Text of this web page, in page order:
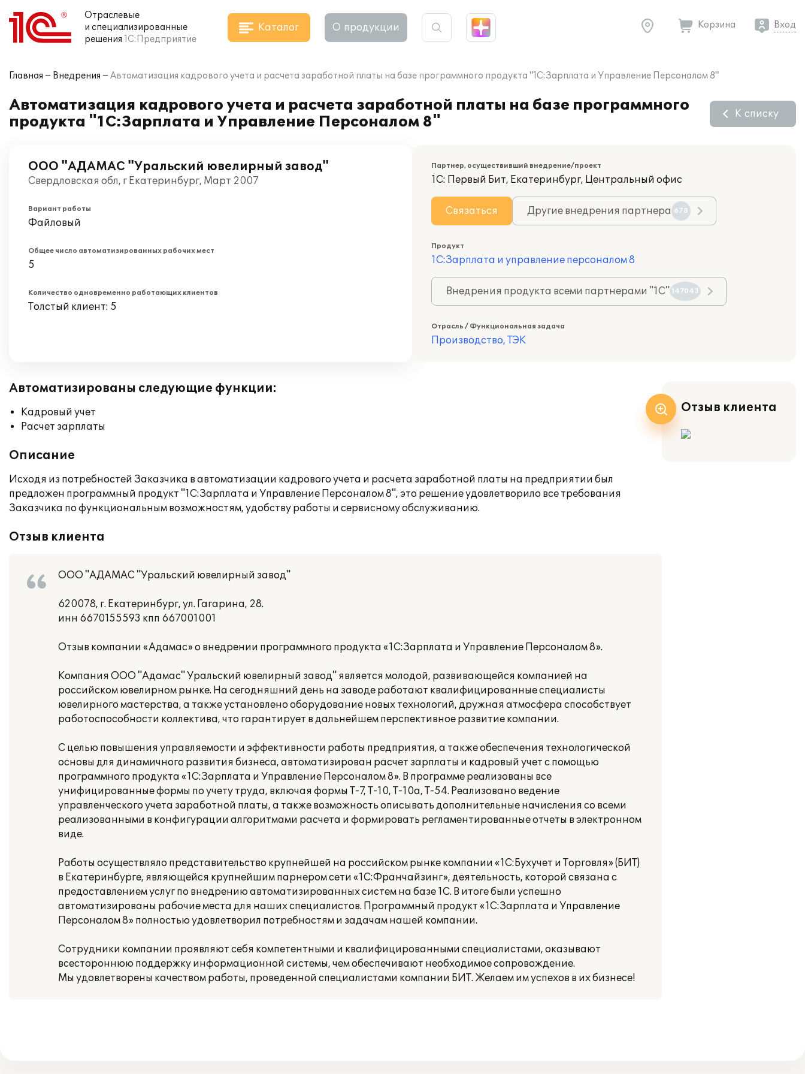
Отраслевые
и специализированные
решения 1С:Предприятие
Каталог О продукции Корзина Вход
Главная Внедрения Автоматизация кадрового учета и расчета заработной платы на базе программного продукта "1С:Зарплата и Управление Персоналом 8"
Автоматизация кадрового учета и расчета заработной платы на базе программного
продукта "1С:Зарплата и Управление Персоналом 8"
К списку
ООО "АДАМАС "Уральский ювелирный завод"
Свердловская обл, г Екатеринбург, Март 2007
Вариант работы
Файловый
Общее число автоматизированных рабочих мест
5
Количество одновременно работающих клиентов
Толстый клиент: 5
Партнер, осуществивший внедрение/проект
1С: Первый Бит, Екатеринбург, Центральный офис
Связаться Другие внедрения партнера 678
Продукт
1С:Зарплата и управление персоналом 8
Внедрения продукта всеми партнерами "1С" 147043
Отрасль / Функциональная задача
Производство, ТЭК
Автоматизированы следующие функции:
Кадровый учет
Расчет зарплаты
Описание
Исходя из потребностей Заказчика в автоматизации кадрового учета и расчета заработной платы на предприятии был
предложен программный продукт "1С:Зарплата и Управление Персоналом 8", это решение удовлетворило все требования
Заказчика по функциональным возможностям, удобству работы и сервисному обслуживанию.
Отзыв клиента
ООО "АДАМАС "Уральский ювелирный завод"
620078, г. Екатеринбург, ул. Гагарина, 28.
инн 6670155593 кпп 667001001
Отзыв компании «Адамас» о внедрении программного продукта «1С:Зарплата и Управление Персоналом 8».
Компания ООО "Адамас" Уральский ювелирный завод" является молодой, развивающейся компанией на
российском ювелирном рынке. На сегодняшний день на заводе работают квалифицированные специалисты
ювелирного мастерства, а также установлено оборудование новых технологий, дружная атмосфера способствует
работоспособности коллектива, что гарантирует в дальнейшем перспективное развитие компании.
С целью повышения управляемости и эффективности работы предприятия, а также обеспечения технологической
основы для динамичного развития бизнеса, автоматизирован расчет зарплаты и кадровый учет с помощью
программного продукта «1С:Зарплата и Управление Персоналом 8». В программе реализованы все
унифицированные формы по учету труда, включая формы Т-7, Т-10, Т-10а, Т-54. Реализовано ведение
управленческого учета заработной платы, а также возможность описывать дополнительные начисления со всеми
реализованными в конфигурации алгоритмами расчета и формировать регламентированные отчеты в электронном
виде.
Работы осуществляло представительство крупнейшей на российском рынке компании «1С:Бухучет и Торговля» (БИТ)
в Екатеринбурге, являющейся крупнейшим парнером сети «1С:Франчайзинг», деятельность, которой связана с
предоставлением услуг по внедрению автоматизированных систем на базе 1С. В итоге были успешно
автоматизированы рабочие места для наших специалистов. Программный продукт «1С:Зарплата и Управление
Персоналом 8» полностью удовлетворил потребностям и задачам нашей компании.
Сотрудники компании проявляют себя компетентными и квалифицированными специалистами, оказывают
всестороннюю поддержку информационной системы, чем обеспечивают необходимое сопровождение.
Мы удовлетворены качеством работы, проведенной специалистами компании БИТ. Желаем им успехов в их бизнесе!
Отзыв клиента